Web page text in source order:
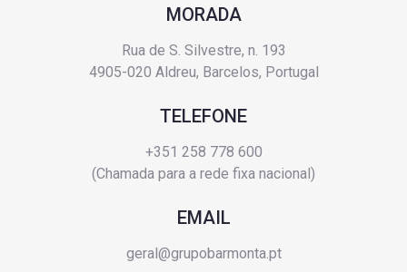
MORADA
Rua de S. Silvestre, n. 193
4905-020 Aldreu, Barcelos, Portugal
TELEFONE
+351 258 778 600
(Chamada para a rede fixa nacional)
EMAIL
geral@grupobarmonta.pt